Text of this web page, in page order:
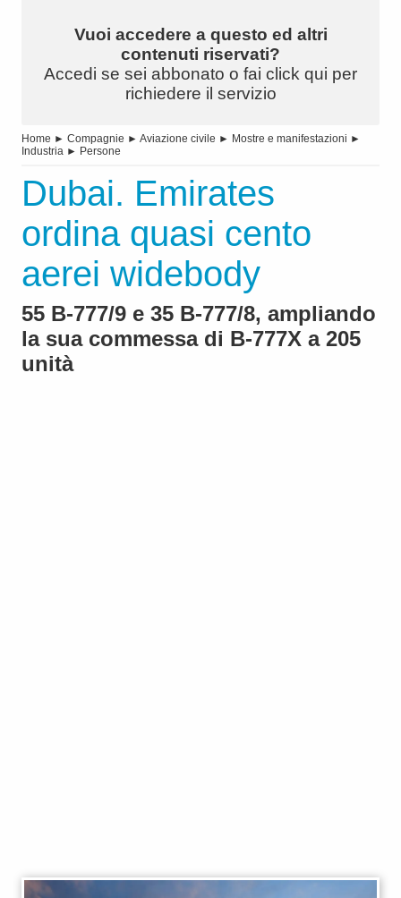
Vuoi accedere a questo ed altri
contenuti riservati?
Accedi se sei abbonato o fai click qui per
richiedere il servizio
Home ► Compagnie ► Aviazione civile ► Mostre e manifestazioni ►
Industria ► Persone
Dubai. Emirates
ordina quasi cento
aerei widebody
55 B-777/9 e 35 B-777/8, ampliando
la sua commessa di B-777X a 205
unità